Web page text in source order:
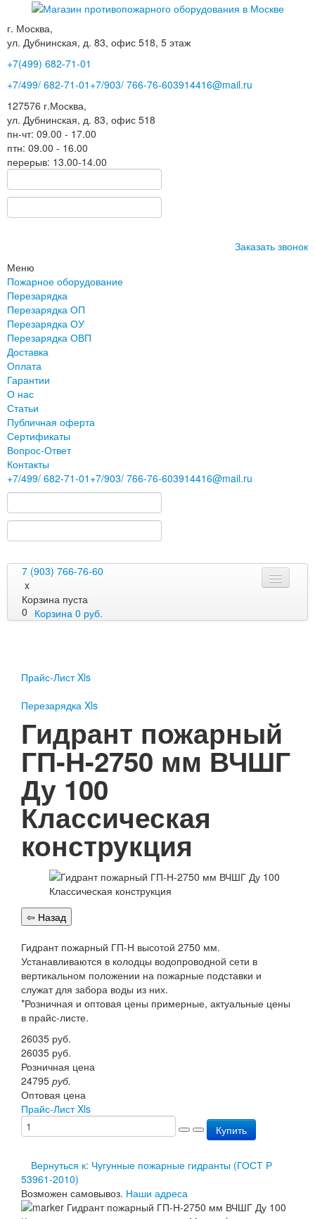
г. Москва,
ул. Дубнинская, д. 83, офис 518, 5 этаж
+7(499) 682-71-01
+7/499/ 682-71-01 +7/903/ 766-76-603914416@mail.ru
127576 г.Москва,
ул. Дубнинская, д. 83, офис 518
пн-чт: 09.00 - 17.00
птн: 09.00 - 16.00
перерыв: 13.00-14.00
Заказать звонок
Меню
Пожарное оборудование
Перезарядка
Перезарядка ОП
Перезарядка ОУ
Перезарядка ОВП
Доставка
Оплата
Гарантии
О нас
Статьи
Публичная оферта
Сертификаты
Вопрос-Ответ
Контакты
+7/499/ 682-71-01 +7/903/ 766-76-603914416@mail.ru
7 (903) 766-76-60
x
Корзина пуста
0 Корзина 0 руб.
Перезарядка ОП
Перезарядка ОВП
Доставка
Оплата
Гарантии
О нас
Статьи
Публичная оферта
Сертификаты
Вопрос-Ответ
Пожарное оборудование
Перезарядка ОП
Перезарядка ОУ
Перезарядка ОВП
Доставка
Оплата
О нас
Статьи
Публичная оферта
Сертификаты
Вопрос-Ответ
Контакты
Прайс-Лист Xls
Перезарядка Xls
Гидрант пожарный
ГП-Н-2750 мм ВЧШГ
Ду 100
Классическая
конструкция
Гидрант пожарный ГП-Н высотой 2750 мм.
Устанавливаются в колодцы водопроводной сети в
вертикальном положении на пожарные подставки и
служат для забора воды из них.
*Розничная и оптовая цены примерные, актуальные цены
в прайс-листе.
26035 руб.
26035 руб.
Розничная цена
24795 руб.
Оптовая цена
Прайс-Лист Xls
Купить
Вернуться к: Чугунные пожарные гидранты (ГОСТ Р
53961-2010)
Возможен самовывоз. Наши адреса